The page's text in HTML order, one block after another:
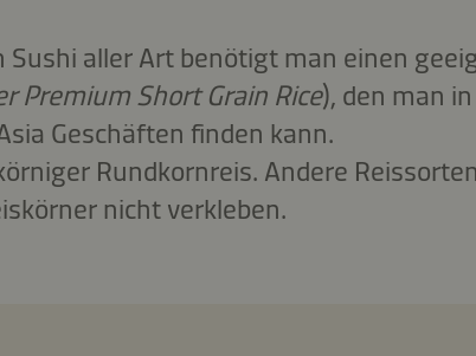
Sushi aller Art benötigt man einen
Premium Short Grain Rice), den man
Geschäften finden kann.
Rundkornreis. Andere
nicht verkleben.